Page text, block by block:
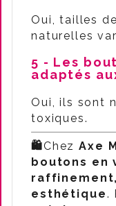
Oui, tailles
naturelles
5 - Les
adaptés
Oui, ils sont
toxiques.
🛍️ChezAxe
boutons en
esthétique.